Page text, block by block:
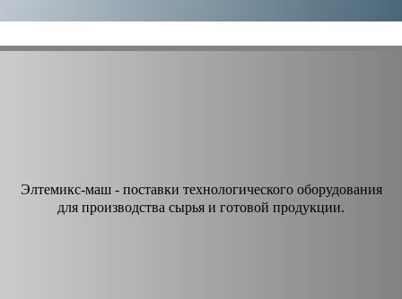
Элтемикс-маш - поставки технологического оборудования
для производства сырья и готовой продукции.